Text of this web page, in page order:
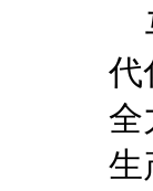
代
全
生